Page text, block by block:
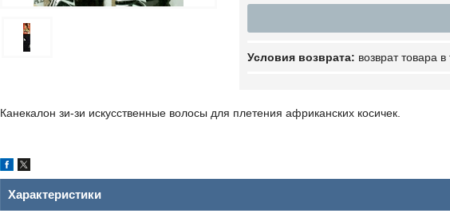
возврат товара
Канекалон зи-зи искусственные волосы для плетения африканских косичек.
Характеристики